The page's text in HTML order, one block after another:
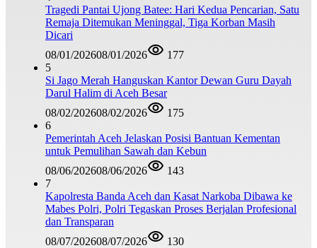
Tragedi Pantai Ujong Batee: Hari Kedua Pencarian, Satu
Remaja Ditemukan Meninggal, Tiga Korban Masih
Dicari
08/01/202608/01/2026
177
5
Si Jago Merah Hanguskan Kantor Dewan Guru Dayah
Darul Halim di Aceh Besar
08/02/202608/02/2026
175
6
Pemerintah Aceh Jelaskan Posisi Bantuan Kementan
untuk Pemulihan Sawah dan Kebun
08/06/202608/06/2026
143
7
Kapolresta Banda Aceh dan Kasat Narkoba Dibawa ke
Mabes Polri, Polri Tegaskan Proses Berjalan Profesional
dan Transparan
08/07/202608/07/2026 130